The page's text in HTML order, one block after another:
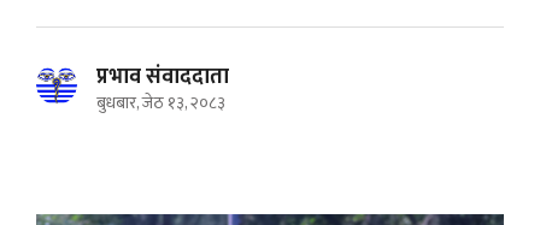
प्रभाव संवाददाता
बुधबार, जेठ १३, २०८३